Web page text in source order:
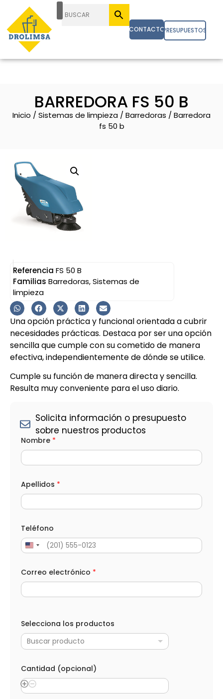
CONTACTOPRESUPUESTOS
BARREDORA FS 50 B
Inicio / Sistemas de limpieza / Barredoras / Barredora
fs 50 b
Referencia FS 50 B
Familias Barredoras,Sistemas de
limpieza
Una opción práctica y funcional orientada a cubrir
necesidades prácticas. Destaca por ser una opción
sencilla que cumple con su cometido de manera
efectiva, independientemente de dónde se utilice.
Cumple su función de manera directa y sencilla.
Resulta muy conveniente para el uso diario.
Solicita información o presupuesto
sobre nuestros productos
Nombre *
Apellidos *
Teléfono
Correo electrónico *
m
b
e
A
p
e
l
Selecciona los productos
Buscar producto
Cantidad (opcional)